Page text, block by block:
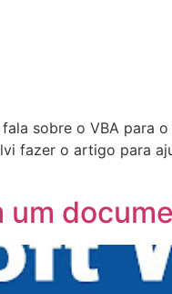
sobre o VBA para
fazer o artigo para
um